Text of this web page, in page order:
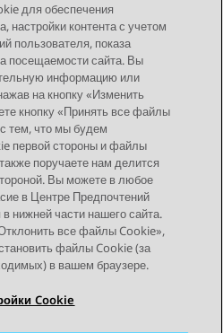
Следующая тема
для обеспечения
настройки контента с учетом
пользователя, показа
посещаемости сайта. Вы
информацию или
на кнопку «Изменить
кнопку «Принять все файлы
тем, что мы будем
первой стороны и файлы
поручаете нам делится
Вы можете в любое
в Центре Предпочтений
нижней части нашего сайта.
все файлы Cookie»,
файлы Cookie (за
в вашем браузере.
Cookie